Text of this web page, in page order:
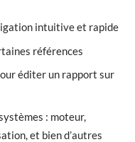
intuitive et rapide
références
éditer un rapport sur
: moteur,
et bien d’autres